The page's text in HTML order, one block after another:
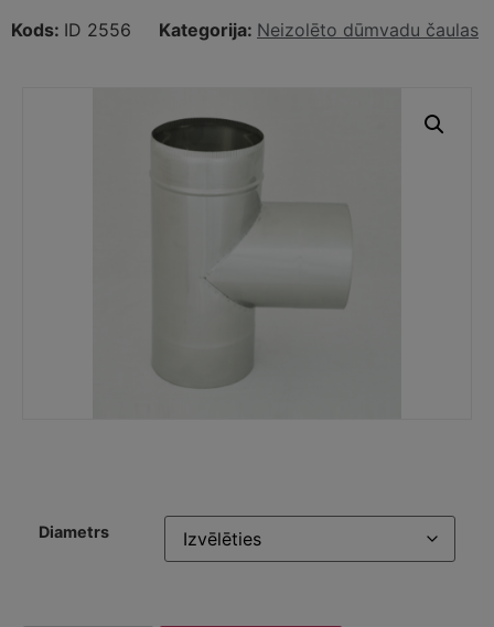
Kods: ID 2556 Kategorija: Neizolēto dūmvadu čaulas
Diametrs